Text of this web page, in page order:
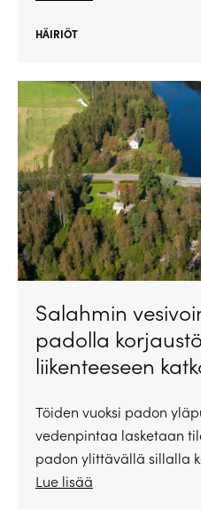
HÄIRIÖT
Salahmin
padolla
liikenteeseen
Töiden vuoksi padon
vedenpintaa lasketaan
padon ylittävällä sillalla
Lue lisää